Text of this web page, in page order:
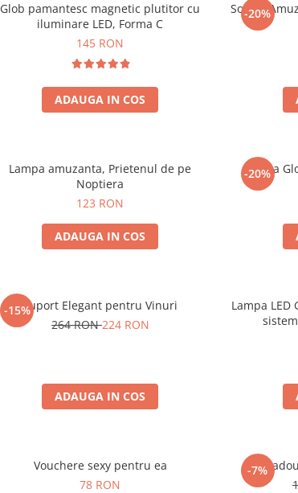
Glob pamantesc magnetic plutitor cu
iluminare LED, Forma C
145 RON
ADAUGA IN COS
-20%
Sosete
Lampa amuzanta, Prietenul de pe
Noptiera
123 RON
ADAUGA IN COS
-20%
Lampa
-15%Suport Elegant pentru Vinuri
264 RON224 RON
ADAUGA IN COS
Lampa
Vouchere sexy pentru ea
78 RON
-7%
Set